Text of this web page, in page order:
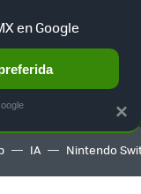
TERRITORIO
IA Nintendo
×
en Google